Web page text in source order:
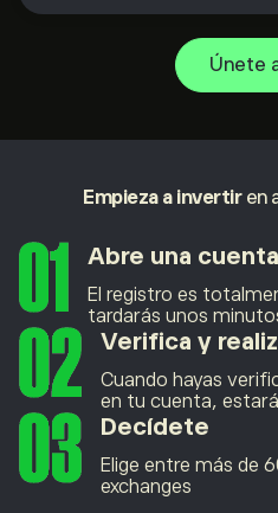
Únete
Empieza a invertiren
Abre una cuenta
El registro es
tardarás unos
Verifica y
Cuando hayas
en tu cuenta,
Decídete
Elige entre más de
exchanges